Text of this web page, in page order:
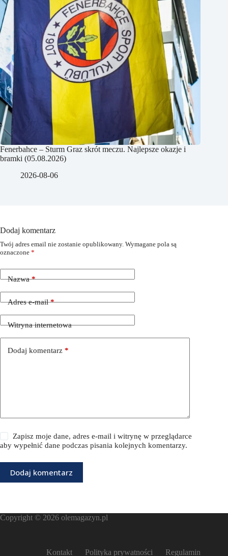
Fenerbahce – Sturm Graz skrót meczu. Najlepsze okazje i
bramki (05.08.2026)
2026-08-06
Dodaj komentarz
Twój adres email nie zostanie opublikowany. Wymagane pola są
oznaczone *
Nazwa*
Adres e-mail*
Witryna internetowa
Dodaj komentarz *
Zapisz moje dane, adres e-mail i witrynę w przeglądarce
aby wypełnić dane podczas pisania kolejnych komentarzy.
Dodaj komentarz
Copyright © 2026 olemagazyn.pl
Kontakt Polityka prywatności Regulamin